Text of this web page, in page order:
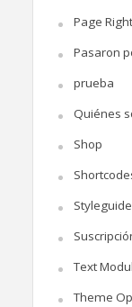
Page
Pasaron
prueba
Quiénes
Shop
Styleguide
Text
Theme